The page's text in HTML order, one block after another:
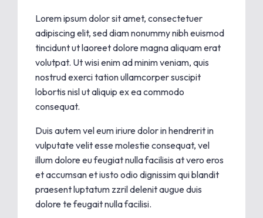
Lorem ipsum dolor sit amet, consectetuer
adipiscing elit, sed diam nonummy nibh euismod
tincidunt ut laoreet dolore magna aliquam erat
volutpat. Ut wisi enim ad minim veniam, quis
nostrud exerci tation ullamcorper suscipit
lobortis nisl ut aliquip ex ea commodo
consequat.
Duis autem vel eum iriure dolor in hendrerit in
vulputate velit esse molestie consequat, vel
illum dolore eu feugiat nulla facilisis at vero eros
et accumsan et iusto odio dignissim qui blandit
praesent luptatum zzril delenit augue duis
dolore te feugait nulla facilisi.